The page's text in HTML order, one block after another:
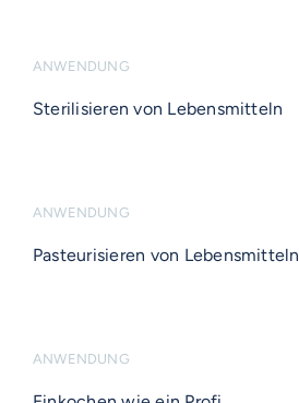
ANWENDUNG
Sterilisieren von Lebensmitteln
ANWENDUNG
Pasteurisieren von Lebensmitteln
ANWENDUNG